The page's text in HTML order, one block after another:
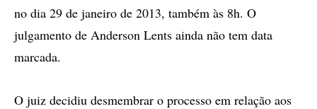
no dia 29 de janeiro de 2013, também às 8h. O
julgamento de Anderson Lents ainda não tem data
marcada.
O juiz decidiu desmembrar o processo em relação aos